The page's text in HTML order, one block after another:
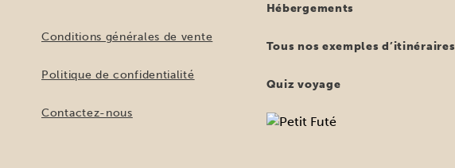
Conditions générales de vente
Politique de confidentialité
Contactez-nous
Hébergements
Tous nos exemples d’itinéraires
Quiz voyage